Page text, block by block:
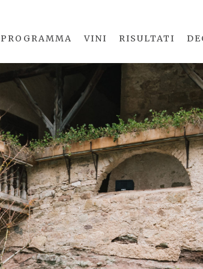
PROGRAMMA VINI RISULTATI